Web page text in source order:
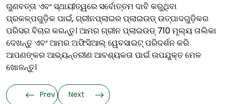
ଗୁଣବତ୍ତା ଏବଂ ସ୍ଥାୟୀତ୍ୱରେ ସର୍ବୋତ୍ତମ ଦାବି କରୁଥିବା
ପ୍ରକଳ୍ପଗୁଡ଼ିକ ପାଇଁ, ଗ୍ରୀନପ୍ଲାଇର ପ୍ଲାଇଉଡ୍ ଉତ୍ପାଦଗୁଡ଼ିକର
ପରିସର ବିଚାର କରନ୍ତୁ। ଆମର ଗ୍ରୀନ ପ୍ଲାଇଉଡ୍ 710 ମୂଲ୍ୟ ତାଲିକା
ଦେଖନ୍ତୁ ଏବଂ ଆମର ଅଫିସିଆଲ୍ ୱେବସାଇଟ୍ ପରିଦର୍ଶନ କରି
ଆପଣଙ୍କର ଆଭ୍ୟନ୍ତରୀଣ ଆବଶ୍ୟକତା ପାଇଁ ଉପଯୁକ୍ତ ମେଳ
ଖୋଜନ୍ତୁ।
Prev Next